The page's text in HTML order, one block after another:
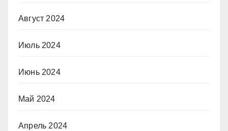
Август 2024
Июль 2024
Июнь 2024
Май 2024
Апрель 2024